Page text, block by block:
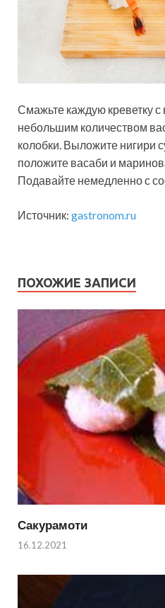
Смажьте каждую креветку
небольшим количеством
колобки. Выложите нигири
положите васаби и
Подавайте немедленно с
Источник: gastronom.ru
ПОХОЖИЕ ЗАПИСИ
Сакурамоти
16.12.2021